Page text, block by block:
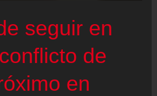
seguir en
de
en